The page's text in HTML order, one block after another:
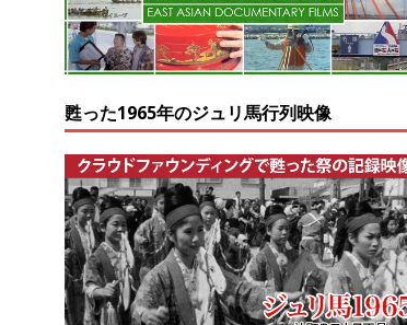
甦った1965年のジュリ馬行列映像